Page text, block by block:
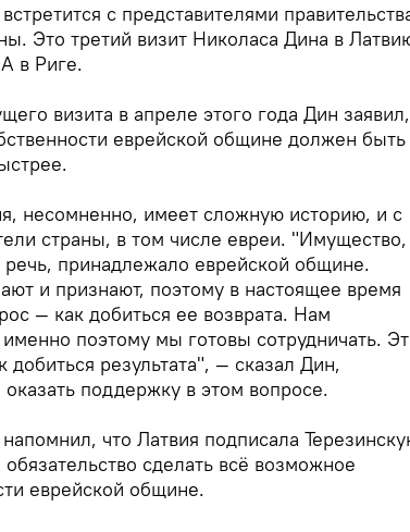
с представителями
Это третий визит Николаса Дина в
в Риге.
визита в апреле этого года Дин заявил,
еврейской общине должен быть
несомненно, имеет сложную историю, и с
страны, в том числе евреи. "Имущество,
речь, принадлежало еврейской общине.
и признают, поэтому в настоящее время
— как добиться ее возврата. Нам
поэтому мы готовы сотрудничать.
результата", — сказал Дин,
поддержку в этом вопросе.
что Латвия подписала
сделать всё возможное
еврейской общине.